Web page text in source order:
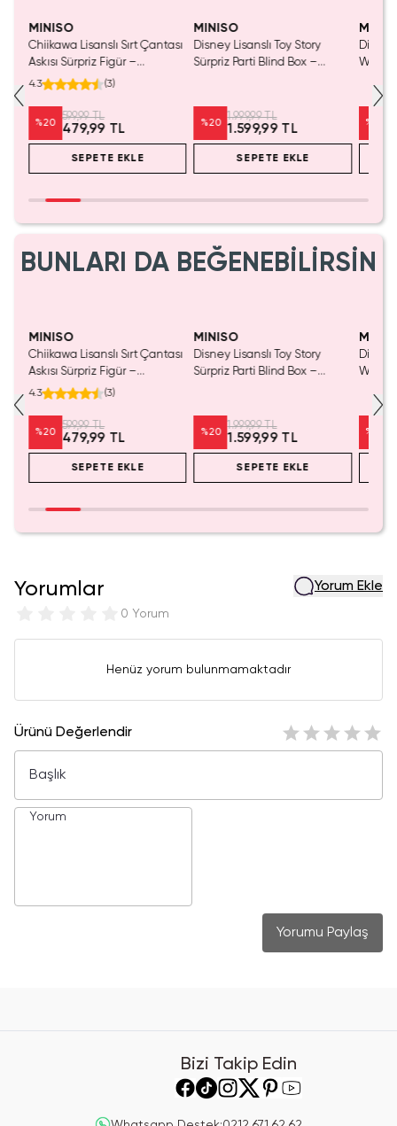
MINISO
Chiikawa Lisanslı Sırt Çantası
Askısı Sürpriz Figür –
Koleksiyonluk Blind Box
4.3 (3)
%20
599,99 TL
479,99 TL
SEPETE EKLE
MINISO
Disney Lisanslı Toy Story
Sürpriz Parti Blind Box –
%20
1.999,99 TL
1.599,99 TL
SEPETE EKLE
Disney
%
BUNLARI DA BEĞENEBİLİRSİN
MINISO
Chiikawa Lisanslı Sırt Çantası
Askısı Sürpriz Figür –
Koleksiyonluk Blind Box
4.3 (3)
%20
599,99 TL
479,99 TL
SEPETE EKLE
MINISO
Disney Lisanslı Toy Story
Sürpriz Parti Blind Box –
%20
1.999,99 TL
1.599,99 TL
SEPETE EKLE
Disney
%
Yorumlar
0 Yorum
Yorum Ekle
Henüz yorum bulunmamaktadır
Ürünü Değerlendir
Yorumu Paylaş
Bizi Takip Edin